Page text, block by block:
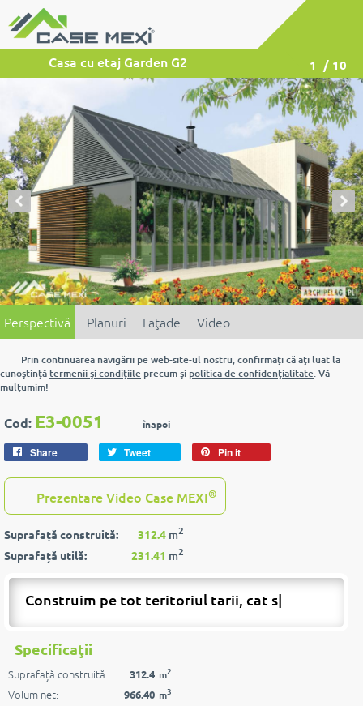
Casa cu etaj Garden G2 1 / 10
Perspectivă Planuri Faţade Video
Prin continuarea navigării pe web-site-ul nostru, confirmaţi că aţi luat la
cunoştinţătermenii şi condiţiile precum şi politica de confidenţialitate. Vă
mulţumim!
Cod: E3-0051 înapoi
Share Tweet Pin it
Prezentare Video Case MEXI®
Suprafață construită: 312.4 m2
Suprafață utilă: 231.41 m2
Construim pe tot teritoriul tarii, cat si p
Specificaţii
Suprafață construită: 312.4 m2
Volum net: 966.40 m3